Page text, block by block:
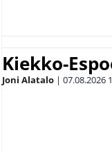
Kiekko-
Joni Alatalo | 07.08.2026